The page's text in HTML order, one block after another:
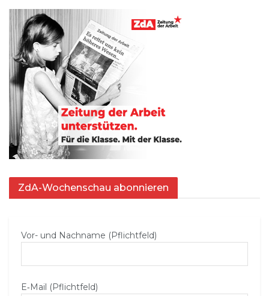
ZdA-Wochenschau abonnieren
Vor- und Nachname (Pflichtfeld)
E‑Mail (Pflichtfeld)